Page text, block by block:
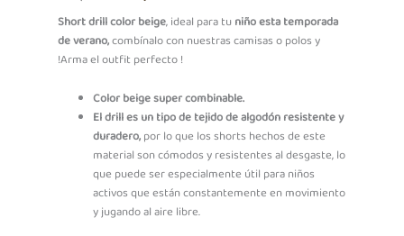
Precio
Original
S/89.90.
Precio
Actual
S/69.90.
Short drill color beige, ideal para tuniño esta temporada
de verano,combínalo con nuestras camisas o polos y
!Arma el outfit perfecto !
Color beige super combinable.
El drill es un tipo de tejido de algodón resistente y
duradero,por lo que los shorts hechos de este
material son cómodos y resistentes al desgaste, lo
que puede ser especialmente útil para niños
activos que están constantemente en movimiento
y jugando al aire libre.